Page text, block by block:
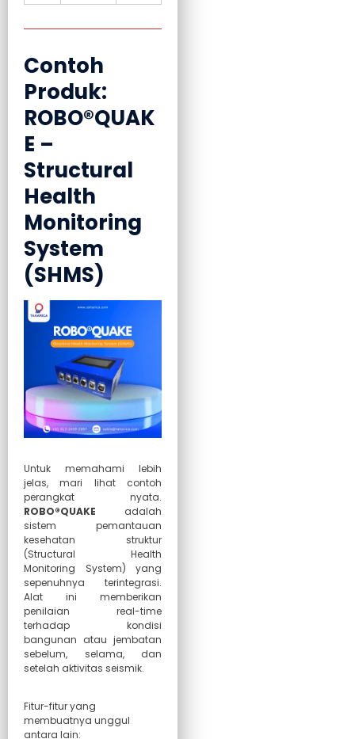
Contoh
Produk:
ROBO®QUAK
E –
Structural
Health
Monitoring
System
(SHMS)
Untuk memahami lebih
jelas, mari lihat contoh
perangkat nyata.
ROBO®QUAKE adalah
sistem pemantauan
kesehatan struktur
(Structural Health
Monitoring System) yang
sepenuhnya terintegrasi.
Alat ini memberikan
penilaian real-time
terhadap kondisi
bangunan atau jembatan
sebelum, selama, dan
setelah aktivitas seismik.
Fitur-fitur yang
membuatnya unggul
antara lain: